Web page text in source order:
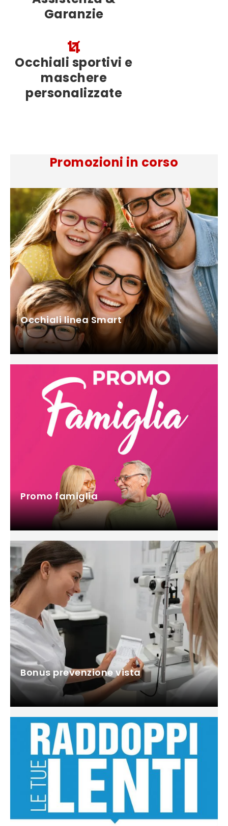
Garanzie
Occhiali sportivi e
maschere
personalizzate
Promozioni in corso
Occhiali linea Smart
Promo famiglia
Bonus prevenzione vista